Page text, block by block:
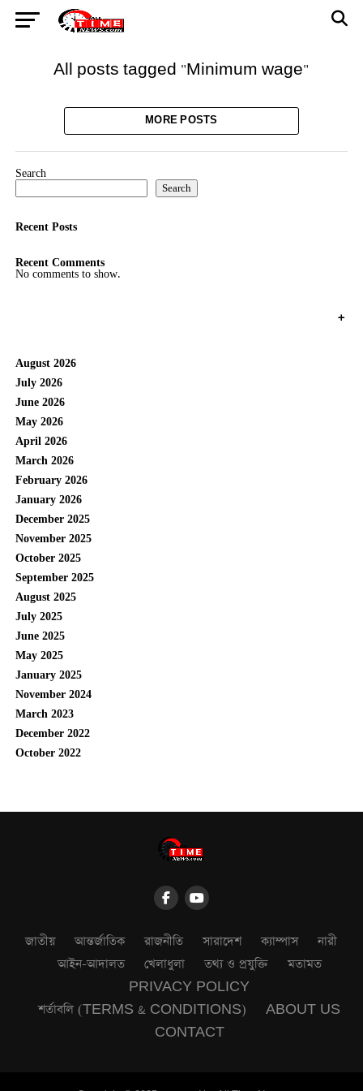
All posts tagged "Minimum wage"
MORE POSTS
Search
Search
Recent Posts
Recent Comments
No comments to show.
+
August 2026
July 2026
June 2026
May 2026
April 2026
March 2026
February 2026
January 2026
December 2025
November 2025
October 2025
September 2025
August 2025
July 2025
June 2025
May 2025
January 2025
November 2024
March 2023
December 2022
October 2022
জাতীয় আন্তর্জাতিক রাজনীতি সারাদেশ ক্যাম্পাস
নারী
আইন-আদালত
খেলাধুলা তথ্য ও প্রযুক্তি
মতামত
PRIVACY POLICY
শর্তাবলি (TERMS & CONDITIONS)
ABOUT US
CONTACT